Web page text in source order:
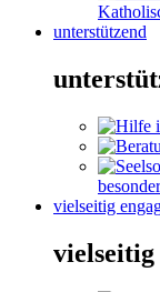
unterstützend
vielseitig